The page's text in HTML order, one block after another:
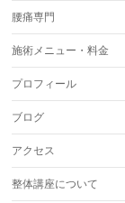
腰痛専門
施術メニュー・料金
プロフィール
ブログ
アクセス
整体講座について